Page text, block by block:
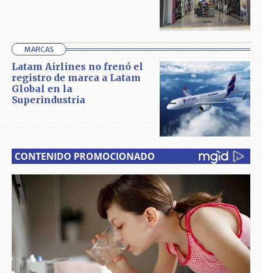
MARCAS
Latam Airlines no frenó el
registro de marca a Latam
Global en la
Superindustria